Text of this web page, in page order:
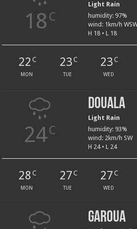
18 C
Light Rain
humidity: 97%
wind: 1km/h
H 18 • L 18
22 C
MON
23C
TUE
23 C
WED
24C
Douala
Light Rain
humidity: 93%
wind: 2km/h SW
H 24 • L 24
28 C
MON
27C
TUE
27 C
WED
Garoua